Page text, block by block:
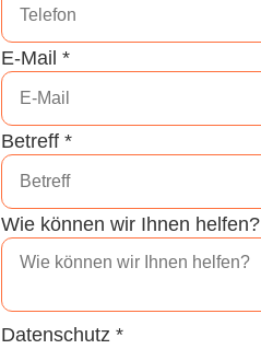
E-Mail *
Betreff *
Wie können wir Ihnen helfen?
Datenschutz *